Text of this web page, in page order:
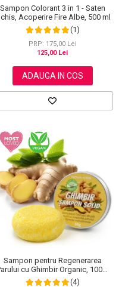
Sampon Colorant 3 in 1 - Saten
Acoperire Fire Albe, 500 ml
(1)
PRP: 175,00 Lei
125,00 Lei
ADAUGA IN COS
Sampon pentru Regenerarea
cu Ghimbir Organic, 100%
Natural, 60 g(4)